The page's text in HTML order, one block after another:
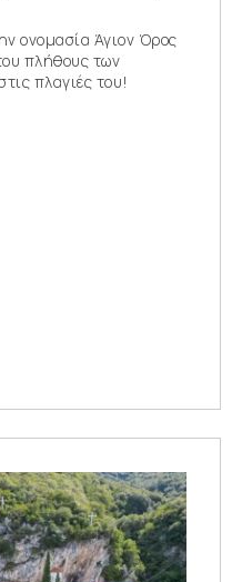
ονομασία Άγιον Όρος
πλήθους των
πλαγιές του!